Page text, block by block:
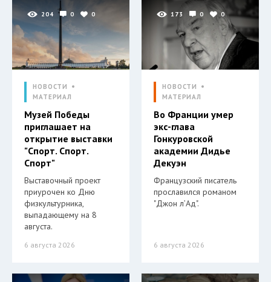
204 0 0
НОВОСТИ
МАТЕРИАЛ
Музей Победы
приглашает на
открытие выставки
"Спорт. Спорт.
Спорт"
Выставочный проект
приурочен ко Дню
физкультурника,
выпадающему на 8
августа.
6 августа 2026
173 0 0
НОВОСТИ
МАТЕРИАЛ
Во Франции умер
экс-глава
Гонкуровской
академии Дидье
Декуэн
Французский писатель
прославился романом
"Джон л’Ад".
6 августа 2026